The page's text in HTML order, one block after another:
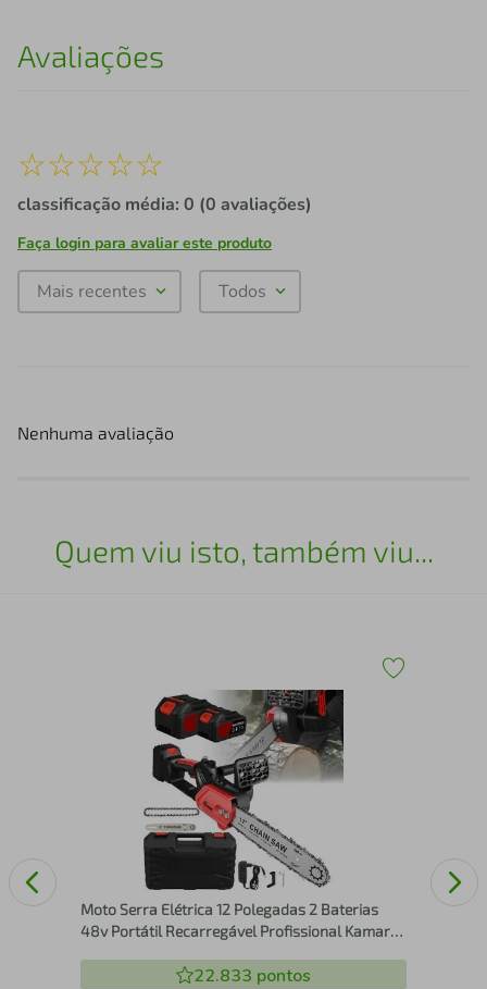
Avaliações
☆☆☆☆☆
classificação média: 0 (0 avaliações)
Faça login para avaliar este produto
Mais recentes Todos
Nenhuma avaliação
Quem viu isto, também viu...
Moto Serra Elétrica 12 Polegadas 2 Baterias
48v Portátil Recarregável Profissional Kamare
22.833 pontos